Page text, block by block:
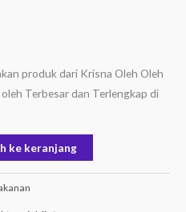
produk dari Krisna Oleh Oleh
Terbesar dan Terlengkap di
ke keranjang